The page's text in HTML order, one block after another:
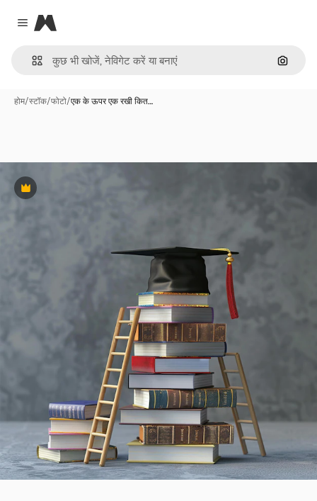
Close menu
Magnific
इमेज से
होम/स्टॉक/फोटो/एक के ऊपर एक रखी कित…
Premium